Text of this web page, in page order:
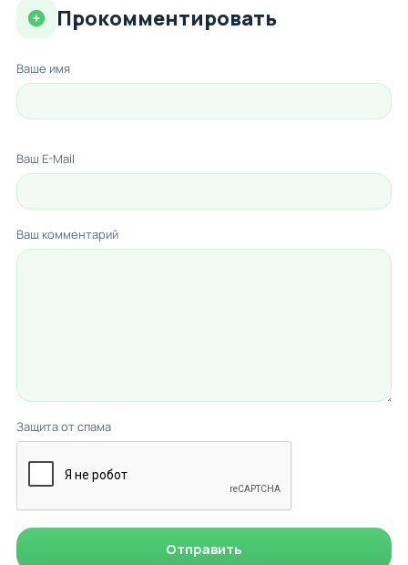
Прокомментировать
Ваше имя
Ваш E-Mail
Ваш комментарий
Защита от спама
Отправить